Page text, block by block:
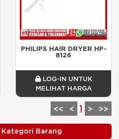
PHILIPS HAIR DRYER HP-
8126
LOG-IN UNTUK
MELIHAT HARGA
<< < 1 > >>
Barang